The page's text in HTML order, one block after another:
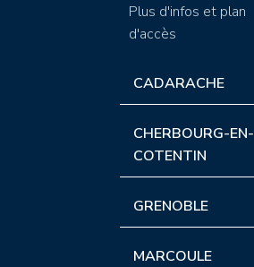
Plus d'infos et plan
d'accès
CADARACHE
CHERBOURG-EN-
COTENTIN
GRENOBLE
MARCOULE